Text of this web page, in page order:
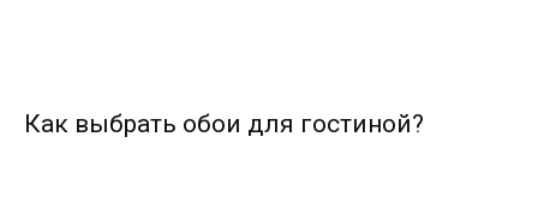
Как выбрать обои для гостиной?